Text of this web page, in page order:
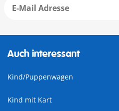
Auch interessant
Kind/Puppenwagen
Kind mit Kart